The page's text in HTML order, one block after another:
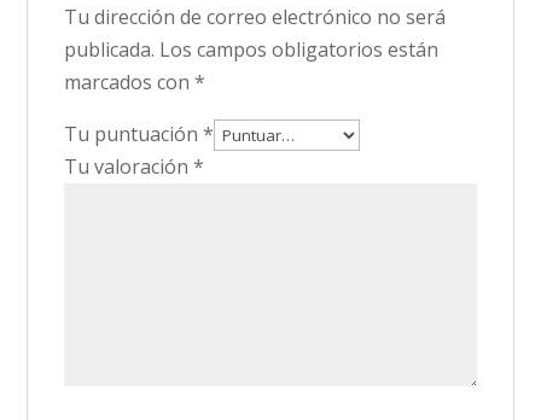
Tu dirección de correo electrónico no será
publicada. Los campos obligatorios están
marcados con*
Tu puntuación*
Tu valoración*